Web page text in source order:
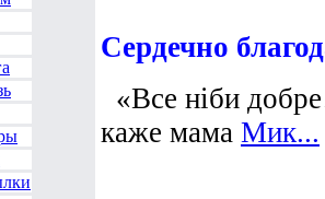
Сердечно
«Все ніби
каже мама Мик...